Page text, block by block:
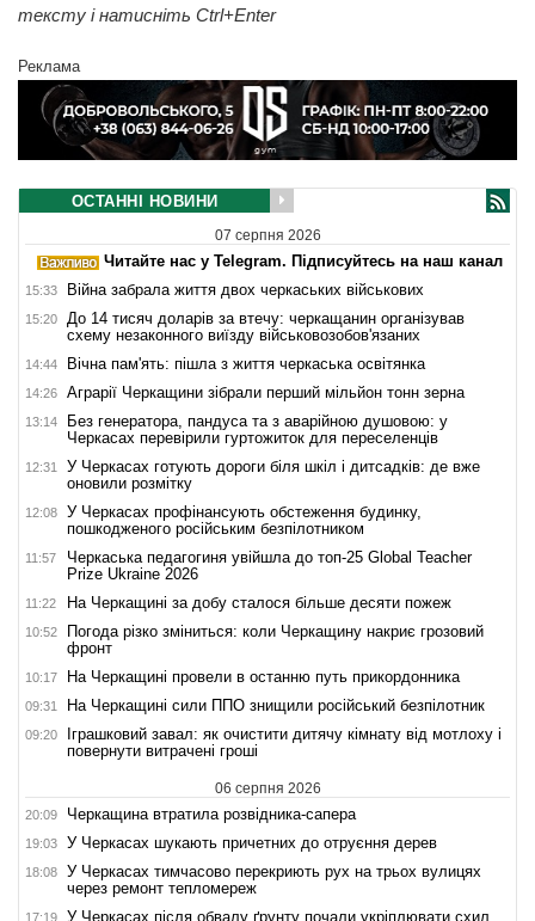
тексту і натисніть Ctrl+Enter
Реклама
ОСТАННІ НОВИНИ
07 серпня 2026
Читайте нас у Telegram. Підписуйтесь на наш канал
15:33 Війна забрала життя двох черкаських військових
15:20
До 14 тисяч доларів за втечу: черкащанин організував
схему незаконного виїзду військовозобов'язаних
14:44 Вічна пам'ять: пішла з життя черкаська освітянка
14:26 Аграрії Черкащини зібрали перший мільйон тонн зерна
13:14
Без генератора, пандуса та з аварійною душовою: у
Черкасах перевірили гуртожиток для переселенців
12:31
У Черкасах готують дороги біля шкіл і дитсадків: де вже
оновили розмітку
12:08
У Черкасах профінансують обстеження будинку,
пошкодженого російським безпілотником
11:57
Черкаська педагогиня увійшла до топ-25 Global Teacher
Prize Ukraine 2026
11:22 На Черкащині за добу сталося більше десяти пожеж
10:52
Погода різко зміниться: коли Черкащину накриє грозовий
фронт
10:17 На Черкащині провели в останню путь прикордонника
09:31 На Черкащині сили ППО знищили російський безпілотник
09:20
Іграшковий завал: як очистити дитячу кімнату від мотлоху і
повернути витрачені гроші
06 серпня 2026
20:09 Черкащина втратила розвідника-сапера
19:03 У Черкасах шукають причетних до отруєння дерев
18:08
У Черкасах тимчасово перекриють рух на трьох вулицях
через ремонт тепломереж
17:19 У Черкасах після обвалу ґрунту почали укріплювати схил